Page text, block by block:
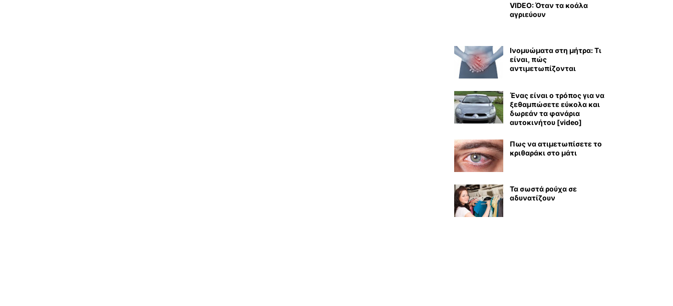
VIDEO: Όταν τα κοάλα
αγριεύουν
Ινομυώματα στη μήτρα: Τι
είναι, πώς
αντιμετωπίζονται
Ένας είναι ο τρόπος για να
ξεθαμπώσετε εύκολα και
δωρεάν τα φανάρια
αυτοκινήτου [video]
Πως να ατιμετωπίσετε το
κριθαράκι στο μάτι
Τα σωστά ρούχα σε
αδυνατίζουν